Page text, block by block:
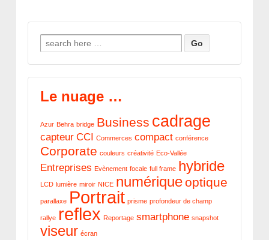
Search for:
Le nuage …
Azur Behra bridge Business cadrage
capteur CCI Commerces compact conférence
Corporate couleurs créativité Eco-Vallée
Entreprises Evènement focale full frame hybride
LCD lumière miroir NICE numériqueoptique
parallaxe Portrait prisme profondeur de champ
rallye reflex Reportage smartphone snapshot
viseur écran